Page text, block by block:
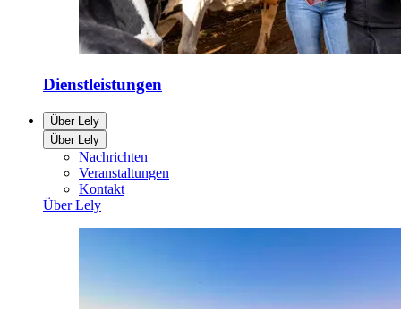
Dienstleistungen
Über Lely
Über Lely
Nachrichten
Veranstaltungen
Kontakt
Über Lely